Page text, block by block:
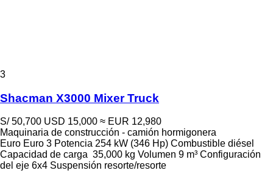
3
Shacman X3000 Mixer Truck
S/ 50,700 USD 15,000 ≈ EUR 12,980
Maquinaria de construcción - camión hormigonera
Euro Euro 3 Potencia 254 kW (346 Hp) Combustible diésel
Capacidad de carga 35,000 kg Volumen 9 m³ Configuración
del eje 6x4 Suspensión resorte/resorte